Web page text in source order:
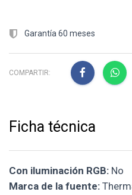
Garantía 60 meses
COMPARTIR:
Ficha técnica
Con iluminación RGB: No
Marca de la fuente: